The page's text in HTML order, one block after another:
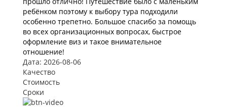
ребёнком поэтому к выбору тура подходили
особенно трепетно. Большое спасибо за помощь
во всех организационных вопросах, быстрое
оформление виз и такое внимательное
отношение!
Дата: 2026-08-06
Качество
Стоимость
Сроки